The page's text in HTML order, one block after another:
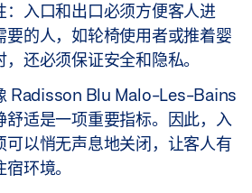
入口和出口必须方便客人进
要的人，如轮椅使用者或推着婴
还必须保证安全和隐私。
Radisson Blu Malo-Les-Bains
舒适是一项重要指标。因此，入
可以悄无声息地关闭，让客人有
环境。